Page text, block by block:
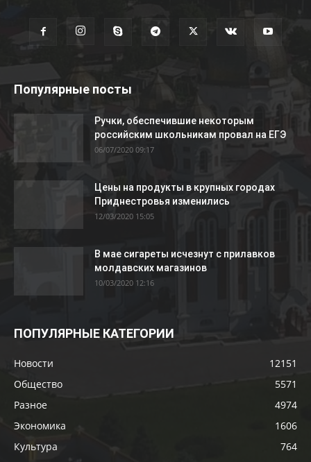
Популярные посты
Ручки, обеспечившие некоторым
российским школьникам провал на ЕГЭ
06/07/2020 09:17
Цены на продукты в крупных городах
Приднестровья изменились
12/03/2020 15:05
В мае сигареты исчезнут с прилавков
молдавских магазинов
10/03/2020 12:16
ПОПУЛЯРНЫЕ КАТЕГОРИИ
Новости
12151
Общество
5571
Разное
4974
Экономика
1606
Культура
764